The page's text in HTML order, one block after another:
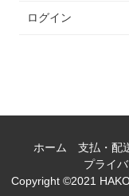
ログイン
ホーム 支払・配
プライ
Copyright ©2021